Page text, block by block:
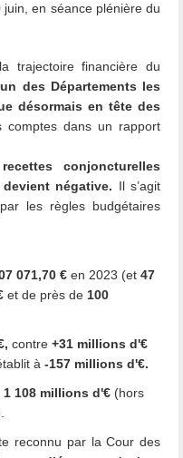
en séance plénière du
trajectoire financière du
des Départements les
désormais en tête des
comptes dans un rapport
conjoncturelles
devient négative. Il s’agit
les règles budgétaires
071,70 € en 2023 (et 47
et de près de 100
contre +31 millions d'€
à -157 millions d'€.
1 108 millions d'€ (hors
reconnu par la Cour des